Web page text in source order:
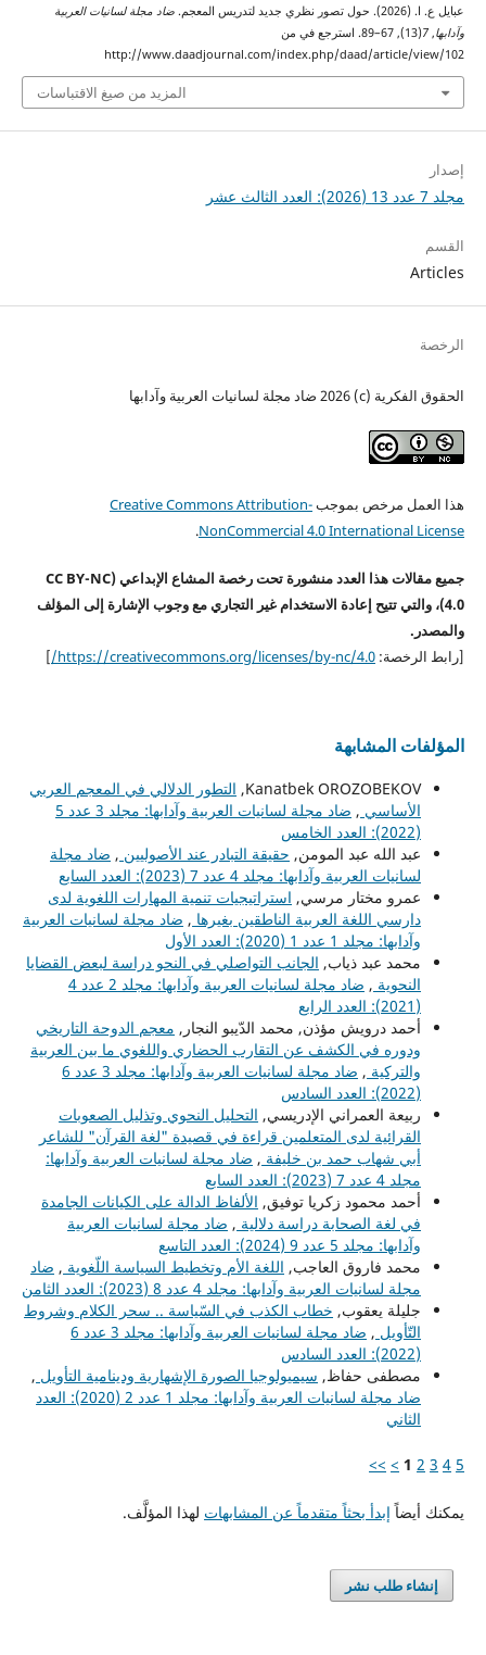
عبايل ع. ا. (2026). حول تصور نظري جديد لتدريس المعجم.
ضاد مجلة لسانيات العربية
وآدابها,
7
(13), 67–89. استرجع في من
http://www.daadjournal.com/index.php/daad/article/view/102
المزيد من صيغ الاقتباسات
إصدار
مجلد 7 عدد 13 (2026): العدد الثالث عشر
القسم
Articles
الرخصة
الحقوق الفكرية (c) 2026 ضاد مجلة لسانيات العربية وآدابها
هذا العمل مرخص بموجبCreative Commons Attribution-
NonCommercial 4.0 International License
.
جميع مقالات هذا العدد منشورة تحت رخصة المشاع الإبداعي (CC BY-NC
4.0)، والتي تتيح إعادة الاستخدام غير التجاري مع وجوب الإشارة إلى المؤلف
والمصدر.
[رابط الرخصة: https://creativecommons.org/licenses/by-nc/4.0/
]
المؤلفات المشابهة
Kanatbek OROZOBEKOV, التطور الدلالي في المعجم العربي
الأساسي ,
ضاد مجلة لسانيات العربية وآدابها: مجلد 3 عدد 5
(2022): العدد الخامس
عبد الله عبد المومن, حقيقة التبادر عند الأصوليين , ضاد مجلة
لسانيات العربية وآدابها: مجلد 4 عدد 7 (2023): العدد السابع
عمرو مختار مرسي, استراتيجيات تنمية المهارات اللغوية لدى
دارسي اللغة العربية الناطقين بغيرها , ضاد مجلة لسانيات العربية
وآدابها: مجلد 1 عدد 1 (2020): العدد الأول
محمد عبد ذياب, الجانب التواصلي في النحو دراسة لبعض القضايا
النحوية ,
ضاد مجلة لسانيات العربية وآدابها: مجلد 2 عدد 4
(2021): العدد الرابع
أحمد درويش مؤذن, محمد الدّيبو النجار, معجم الدوحة التاريخي
ودوره في الكشف عن التقارب الحضاري واللغوي ما بين العربية
والتركية ,
ضاد مجلة لسانيات العربية وآدابها: مجلد 3 عدد 6
(2022): العدد السادس
ربيعة العمراني الإدريسي, التحليل النحوي وتذليل الصعوبات
القرائية لدى المتعلمين قراءة في قصيدة "لغة القرآن" للشاعر
أبي شهاب حمد بن خليفة , ضاد مجلة لسانيات العربية وآدابها:
مجلد 4 عدد 7 (2023): العدد السابع
أحمد محمود زكريا توفيق, الألفاظ الدالة على الكيانات الجامدة
في لغة الصحابة دراسة دلالية , ضاد مجلة لسانيات العربية
وآدابها: مجلد 5 عدد 9 (2024): العدد التاسع
محمد فاروق العاجب, اللغة الأم وتخطيط السياسة اللّغوية , ضاد
مجلة لسانيات العربية وآدابها: مجلد 4 عدد 8 (2023): العدد الثامن
جليلة يعقوب, خطاب الكذب في السّياسة .. سحر الكلام وشروط
التّأويل ,
ضاد مجلة لسانيات العربية وآدابها: مجلد 3 عدد 6
(2022): العدد السادس
مصطفى حفاظ, سيميولوجيا الصورة الإشهارية ودينامية التأويل ,
ضاد مجلة لسانيات العربية وآدابها: مجلد 1 عدد 2 (2020): العدد
الثاني
1 2 3 4 5
>
>>
يمكنك أيضاً إبدأ بحثاً متقدماً عن المشابهات لهذا المؤلَّف.
إنشاء طلب نشر